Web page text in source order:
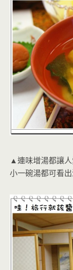
▲連味增湯都讓
小一碗湯都可看